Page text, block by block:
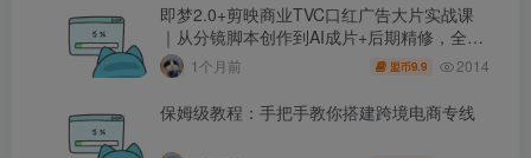
即梦2.0+剪映商业TVC口红广告大片实战课
｜从分镜脚本创作到AI成片+后期精修，全流
程打造品牌级产品广告
1个月前 盟币9.9 2014
保姆级教程：手把手教你搭建跨境电商专线